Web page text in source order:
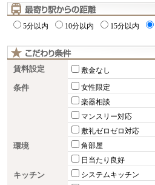
5分以内 10分以内 15分以内
賃料設定 敷金なし
条件 女性限定
楽器相談
マンスリー対応
敷礼ゼロゼロ対応
環境 角部屋
日当たり良好
キッチン システムキッチン